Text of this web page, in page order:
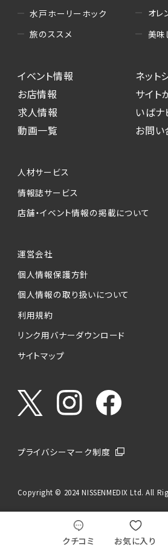
クチコミ お気に入り
水戸ホーリーホック
旅のススメ
オレ
美味
イベント情報
お店情報
求人情報
動画一覧
ネット
サイト
いばナ
お問い
人材サービス
情報誌サービス
店舗・イベント情報の掲載について
運営会社
個人情報保護方針
個人情報の取り扱いについて
利用規約
リンク用バナーダウンロード
サイトマップ
プライバシーマーク制度
Copyright © 2024 NISSENMEDIX Ltd. All